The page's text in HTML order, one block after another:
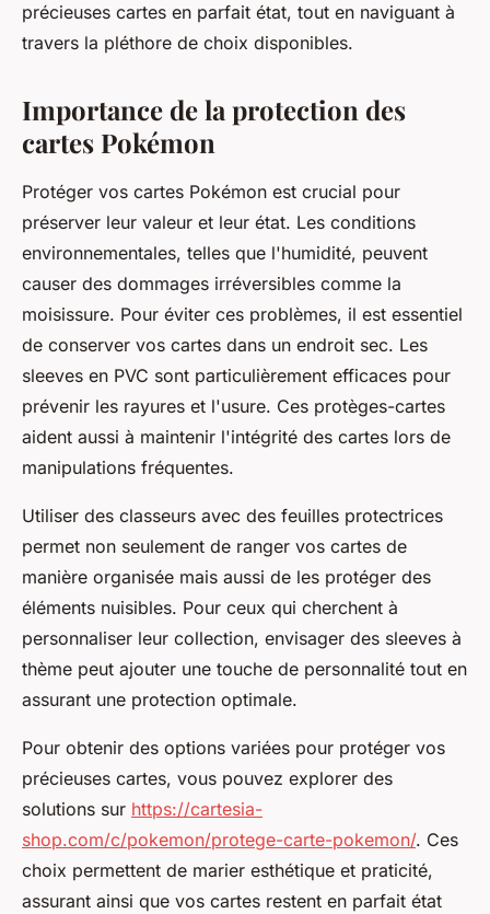
précieuses cartes en parfait état, tout en naviguant à
travers la pléthore de choix disponibles.
Importance de la protection des
cartes Pokémon
Protéger vos cartes Pokémon est crucial pour
préserver leur valeur et leur état. Les conditions
environnementales, telles que l'humidité, peuvent
causer des dommages irréversibles comme la
moisissure. Pour éviter ces problèmes, il est essentiel
de conserver vos cartes dans un endroit sec. Les
sleeves en PVC sont particulièrement efficaces pour
prévenir les rayures et l'usure. Ces protèges-cartes
aident aussi à maintenir l'intégrité des cartes lors de
manipulations fréquentes.
Utiliser des classeurs avec des feuilles protectrices
permet non seulement de ranger vos cartes de
manière organisée mais aussi de les protéger des
éléments nuisibles. Pour ceux qui cherchent à
personnaliser leur collection, envisager des sleeves à
thème peut ajouter une touche de personnalité tout en
assurant une protection optimale.
Pour obtenir des options variées pour protéger vos
précieuses cartes, vous pouvez explorer des
solutions sur https://cartesia-
shop.com/c/pokemon/protege-carte-pokemon/. Ces
choix permettent de marier esthétique et praticité,
assurant ainsi que vos cartes restent en parfait état